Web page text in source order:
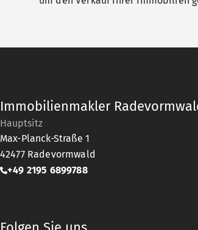
Immobilienmakler
Hauptsitz
Max-Planck-Straße 1
42477 Radevormwald
+49 2195 6899788